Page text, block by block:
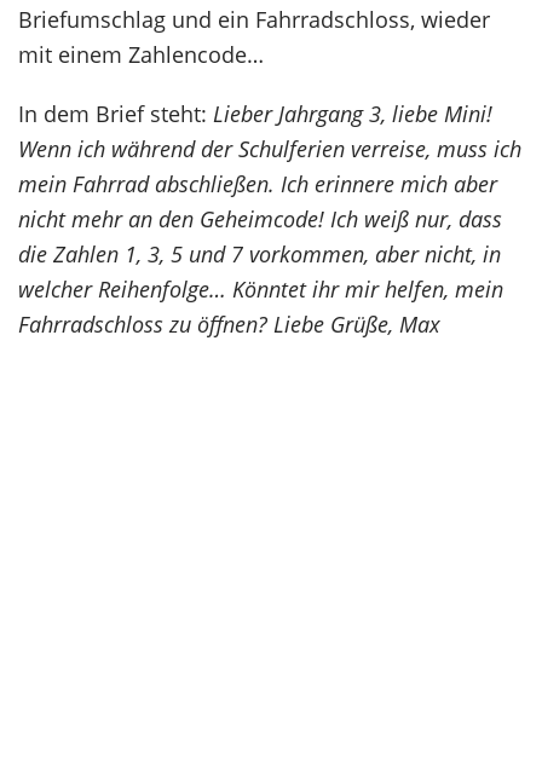
Briefumschlag und ein Fahrradschloss, wieder
mit einem Zahlencode…
In dem Brief steht: Lieber Jahrgang 3, liebe Mini!
Wenn ich während der Schulferien verreise, muss ich
mein Fahrrad abschließen. Ich erinnere mich aber
nicht mehr an den Geheimcode! Ich weiß nur, dass
die Zahlen 1, 3, 5 und 7 vorkommen, aber nicht, in
welcher Reihenfolge… Könntet ihr mir helfen, mein
Fahrradschloss zu öffnen? Liebe Grüße, Max